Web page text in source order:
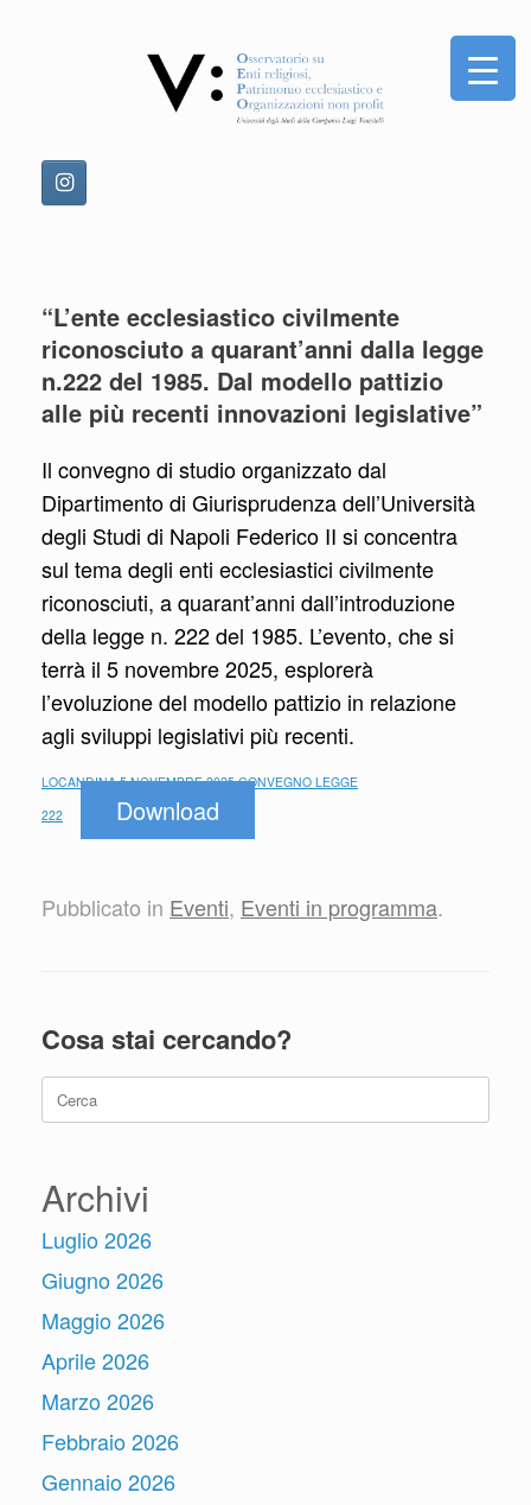
“L’ente ecclesiastico civilmente
riconosciuto a quarant’anni dalla legge
n.222 del 1985. Dal modello pattizio
alle più recenti innovazioni legislative”
Il convegno di studio organizzato dal
Dipartimento di Giurisprudenza dell’Università
degli Studi di Napoli Federico II si concentra
sul tema degli enti ecclesiastici civilmente
riconosciuti, a quarant’anni dall’introduzione
della legge n. 222 del 1985. L’evento, che si
terrà il 5 novembre 2025, esplorerà
l’evoluzione del modello pattizio in relazione
agli sviluppi legislativi più recenti.
LOCANDINA 5 NOVEMBRE 2025 CONVEGNO LEGGE
222
Download
Pubblicato in Eventi, Eventi in programma.
Cosa stai cercando?
Ricerca
per:
Archivi
Luglio 2026
Giugno 2026
Maggio 2026
Aprile 2026
Marzo 2026
Febbraio 2026
Gennaio 2026